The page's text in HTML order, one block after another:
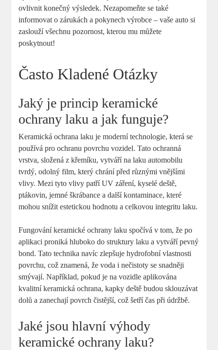
ovlivnit konečný výsledek. Nezapomeňte se také
informovat o zárukách a pokynech výrobce – vaše auto si
zaslouží všechnu pozornost, kterou mu můžete
poskytnout!
Často Kladené Otázky
Jaký je princip keramické
ochrany laku a jak funguje?
Keramická ochrana laku je moderní technologie, která se
používá pro ochranu povrchu vozidel. Tato ochranná
vrstva, složená z křemíku, vytváří na laku automobilu
tvrdý, odolný film, který chrání před různými vnějšími
vlivy. Mezi tyto vlivy patří UV záření, kyselé deště,
ptákovin, jemné škrábance a další kontaminace, které
mohou snížit estetickou hodnotu a celkovou integritu laku.
Fungování keramické ochrany laku spočívá v tom, že po
aplikaci proniká hluboko do struktury laku a vytváří pevný
bond. Tato technika navíc zlepšuje hydrofobní vlastnosti
povrchu, což znamená, že voda i nečistoty se snadněji
smývají. Například, pokud je na vozidle aplikována
kvalitní keramická ochrana, kapky deště budou sklouzávat
dolů a zanechají povrch čistější, což šetří čas při údržbě.
Jaké jsou hlavní výhody
keramické ochrany laku?